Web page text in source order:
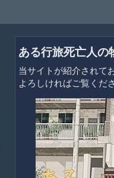
ある行旅死亡人の
当サイトが紹介されて
よろしければご覧くだ